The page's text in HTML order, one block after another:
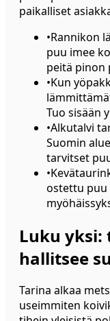
paikalliset
•Rannikon
puu imee
peitä pinon
•Kun
Tuo sisään
•Alkutalvi
Suomin
tarvitset
•
ostettu puu
Luku yksi:
hallitsee
Tarina alkaa
useimmiten